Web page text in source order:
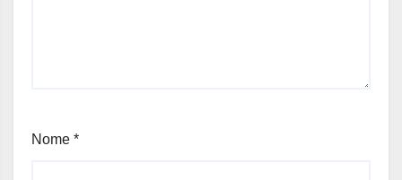
Nome *